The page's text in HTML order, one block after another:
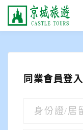
同業會員登入